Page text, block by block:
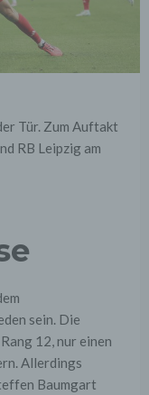
Tür. Zum Auftakt
RB Leipzig am
sein. Die
12, nur einen
Allerdings
Baumgart